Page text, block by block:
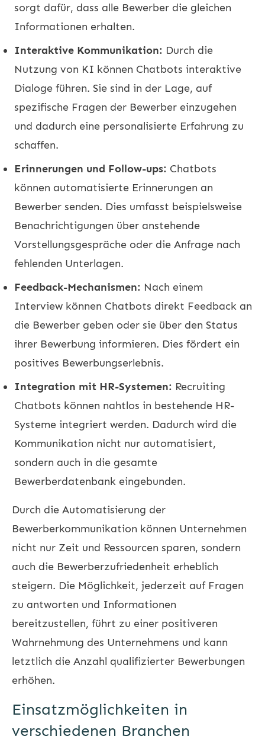
sorgt dafür, dass alle Bewerber die gleichen
Informationen erhalten.
Interaktive Kommunikation: Durch die
Nutzung von KI können Chatbots interaktive
Dialoge führen. Sie sind in der Lage, auf
spezifische Fragen der Bewerber einzugehen
und dadurch eine personalisierte Erfahrung zu
schaffen.
Erinnerungen und Follow-ups: Chatbots
können automatisierte Erinnerungen an
Bewerber senden. Dies umfasst beispielsweise
Benachrichtigungen über anstehende
Vorstellungsgespräche oder die Anfrage nach
fehlenden Unterlagen.
Feedback-Mechanismen: Nach einem
Interview können Chatbots direkt Feedback an
die Bewerber geben oder sie über den Status
ihrer Bewerbung informieren. Dies fördert ein
positives Bewerbungserlebnis.
Integration mit HR-Systemen: Recruiting
Chatbots können nahtlos in bestehende HR-
Systeme integriert werden. Dadurch wird die
Kommunikation nicht nur automatisiert,
sondern auch in die gesamte
Bewerberdatenbank eingebunden.
Durch die Automatisierung der
Bewerberkommunikation können Unternehmen
nicht nur Zeit und Ressourcen sparen, sondern
auch die Bewerberzufriedenheit erheblich
steigern. Die Möglichkeit, jederzeit auf Fragen
zu antworten und Informationen
bereitzustellen, führt zu einer positiveren
Wahrnehmung des Unternehmens und kann
letztlich die Anzahl qualifizierter Bewerbungen
erhöhen.
Einsatzmöglichkeiten in
verschiedenen Branchen